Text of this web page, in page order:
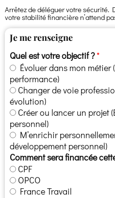
Arrêtez de déléguer votre sécurité.
votre stabilité financière n’attend
Je me renseigne
Quel est votre objectif ?
Évoluer dans mon
performance)
Changer de voie
évolution)
Créer ou lancer un projet
personnel)
M’enrichir
développement personnel)
Comment sera financée
CPF
OPCO
France Travail